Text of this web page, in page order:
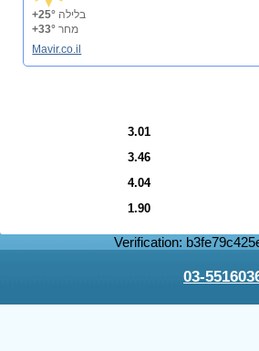
03-
בלילה +25°
מחר +33°
Mavir.co.il
3.01
3.46
4.04
1.90
Verification: